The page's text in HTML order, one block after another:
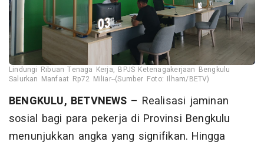
Lindungi Ribuan Tenaga Kerja, BPJS Ketenagakerjaan Bengkulu
Salurkan Manfaat Rp72 Miliar--(Sumber Foto: Ilham/BETV)
BENGKULU, BETVNEWS – Realisasi jaminan
sosial bagi para pekerja di Provinsi Bengkulu
menunjukkan angka yang signifikan. Hingga